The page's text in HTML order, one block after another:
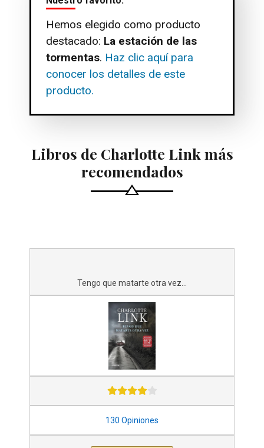
Hemos elegido como producto
destacado: La estación de las
tormentas. Haz clic aquí para
conocer los detalles de este
producto.
Libros de Charlotte Link más
recomendados
Tengo que matarte otra vez...
130 Opiniones